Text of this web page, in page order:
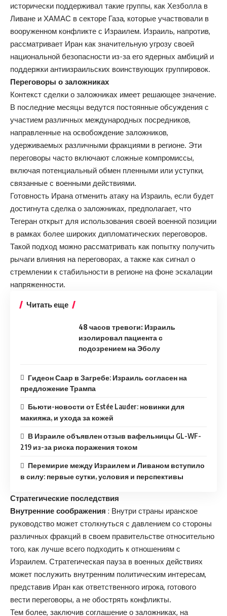
исторически поддерживал такие группы, как Хезболла в
Ливане и ХАМАС в секторе Газа, которые участвовали в
вооруженном конфликте с Израилем. Израиль, напротив,
рассматривает Иран как значительную угрозу своей
национальной безопасности из-за его ядерных амбиций и
поддержки антиизраильских воинствующих группировок.
Переговоры о заложниках
Контекст сделки о заложниках имеет решающее значение.
В последние месяцы ведутся постоянные обсуждения с
участием различных международных посредников,
направленные на освобождение заложников,
удерживаемых различными фракциями в регионе. Эти
переговоры часто включают сложные компромиссы,
включая потенциальный обмен пленными или уступки,
связанные с военными действиями.
Готовность Ирана отменить атаку на Израиль, если будет
достигнута сделка о заложниках, предполагает, что
Тегеран открыт для использования своей военной позиции
в рамках более широких дипломатических переговоров.
Такой подход можно рассматривать как попытку получить
рычаги влияния на переговорах, а также как сигнал о
стремлении к стабильности в регионе на фоне эскалации
напряженности.
Читать еще
48 часов тревоги: Израиль
изолировал пациента с
подозрением на Эболу
Гидеон Саар в Загребе: Израиль согласен на
предложение Трампа
Бьюти-новости от Estée Lauder: новинки для
макияжа, и ухода за кожей
В Израиле объявлен отзыв вафельницы GL-WF-
219 из-за риска поражения током
Перемирие между Израилем и Ливаном вступило
в силу: первые сутки, условия и перспективы
Стратегические последствия
Внутренние соображения : Внутри страны иранское
руководство может столкнуться с давлением со стороны
различных фракций в своем правительстве относительно
того, как лучше всего подходить к отношениям с
Израилем. Стратегическая пауза в военных действиях
может послужить внутренним политическим интересам,
представив Иран как ответственного игрока, готового
вести переговоры, а не обострять конфликты.
Тем более, заключив соглашение о заложниках, на